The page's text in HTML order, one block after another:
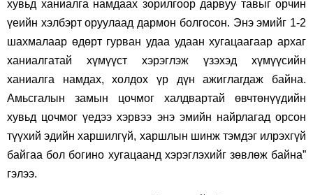
хувьд ханиалга намдаах зорилгоор дарвуу тавыг орчин
үеийн хэлбэрт оруулаад дармон болгосон. Энэ эмийг 1-2
шахмалаар өдөрт гурван удаа удаан хугацаагаар архаг
ханиалгатай хүмүүст хэрэглэж үзэхэд хүмүүсийн
ханиалга намдах, холдох үр дүн ажиглагдаж байна.
Амьсгалын замын цочмог халдвартай өвчтөнүүдийн
хувьд цочмог үедээ хэрвээ энэ эмийн найрлагад орсон
түүхий эдийн харшилгүй, харшлын шинж тэмдэг илрэхгүй
байгаа бол богино хугацаанд хэрэглэхийг зөвлөж байна”
гэлээ.